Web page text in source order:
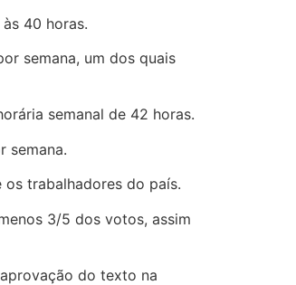
40 horas.
semana, um dos quais
semanal de 42 horas.
semana.
trabalhadores do país.
3/5 dos votos, assim
do texto na